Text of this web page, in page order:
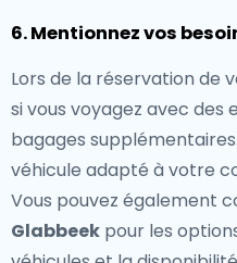
6. Mentionnez vos
Lors de la réservation de
si vous voyagez avec des
bagages
véhicule adapté à votre
Vous pouvez également
Glabbeek pour les